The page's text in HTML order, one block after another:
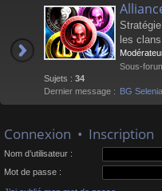
les clans.
Sous-
Sujets : 34
Dernier message : BG Selenia
Connexion • Inscription
Nom d’utilisateur :
Mot de passe :